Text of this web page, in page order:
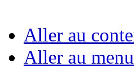
Aller au
Aller au